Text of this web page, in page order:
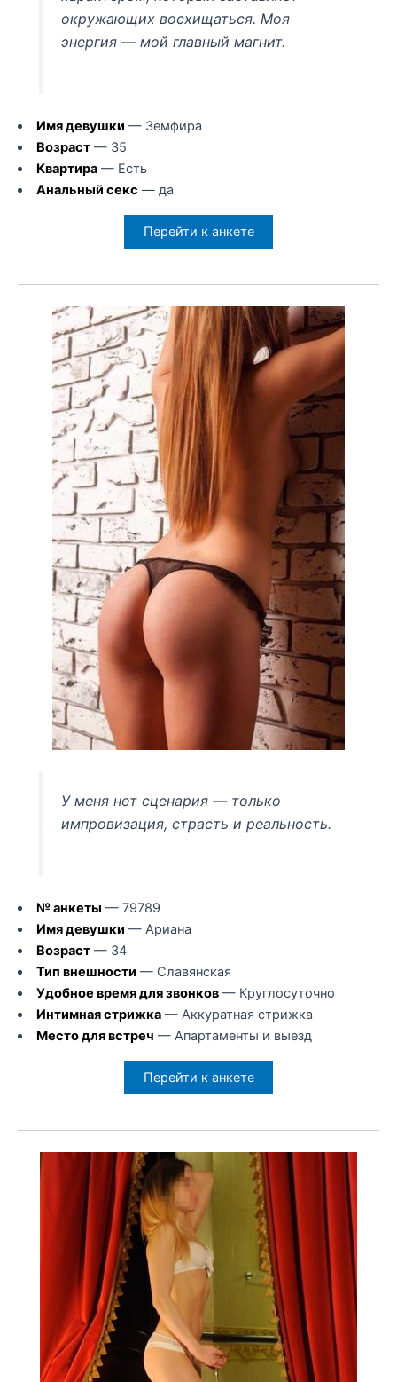
окружающих восхищаться. Моя
энергия — мой главный магнит.
Имя девушки — Земфира
Возраст— 35
Квартира— Есть
Анальный секс — да
Перейти к анкете
У меня нет сценария — только
импровизация, страсть и реальность.
№ анкеты — 79789
Имя девушки — Ариана
Возраст— 34
Тип внешности — Славянская
Удобное время для звонков— Круглосуточно
Интимная стрижка— Аккуратная стрижка
Место для встреч — Апартаменты и выезд
Перейти к анкете